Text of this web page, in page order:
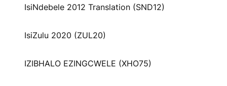
IsiNdebele 2012 Translation (SND12)
IsiZulu 2020 (ZUL20)
IZIBHALO EZINGCWELE (XHO75)